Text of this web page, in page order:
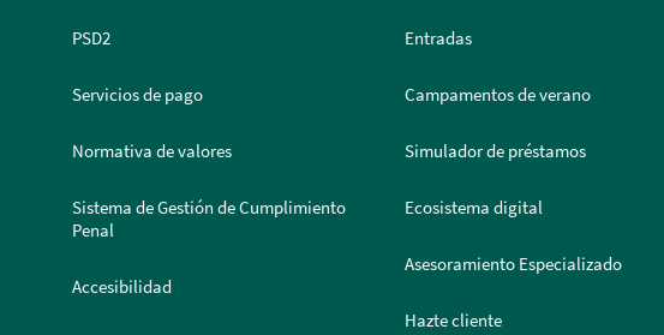
PSD2
Servicios de pago
Normativa de valores
Sistema de Gestión de Cumplimiento
Penal
Accesibilidad
Entradas
Campamentos de verano
Simulador de préstamos
Ecosistema digital
Asesoramiento Especializado
Hazte cliente